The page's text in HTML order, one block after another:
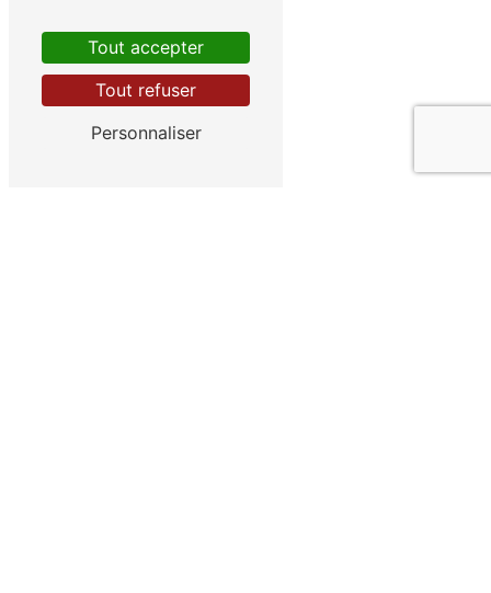
Tout accepter
Tout refuser
Personnaliser